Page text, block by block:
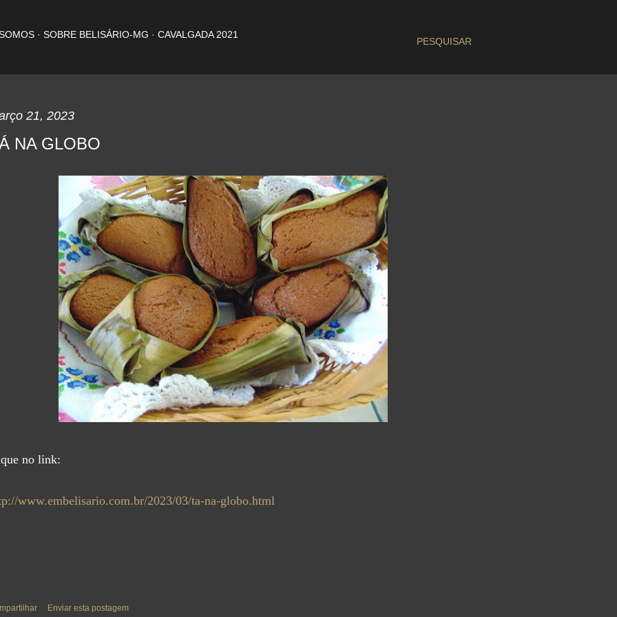
PESQUISAR
SOBRE BELISÁRIO-MG CAVALGADA 2021
21, 2023
NA GLOBO
no link:
www.embelisario.com.br/2023/03/ta-na-globo.html
Enviar esta postagem